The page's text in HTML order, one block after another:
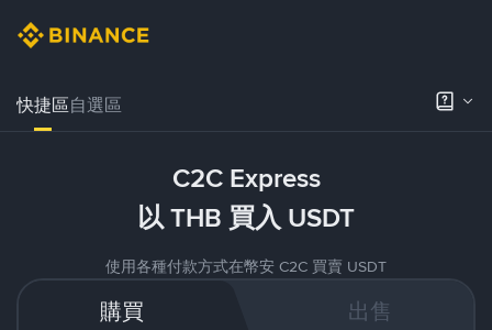
快捷區自選區
C2C Express
以 THB 買入 USDT
使用各種付款方式在幣安 C2C 買賣 USDT
購買 出售